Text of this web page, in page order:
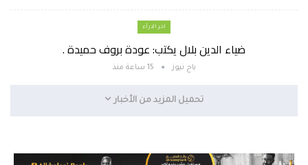
اخر الارأء
ضياء الدين بلال يكتب: عودة بروف حميدة .
باج نيوز 15 ساعة منذ
تحميل المزيد من الأخبار